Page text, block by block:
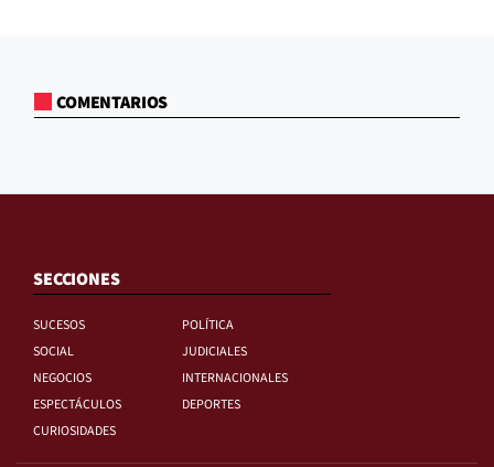
COMENTARIOS
SECCIONES
SUCESOS
POLÍTICA
SOCIAL
JUDICIALES
NEGOCIOS
INTERNACIONALES
ESPECTÁCULOS
DEPORTES
CURIOSIDADES